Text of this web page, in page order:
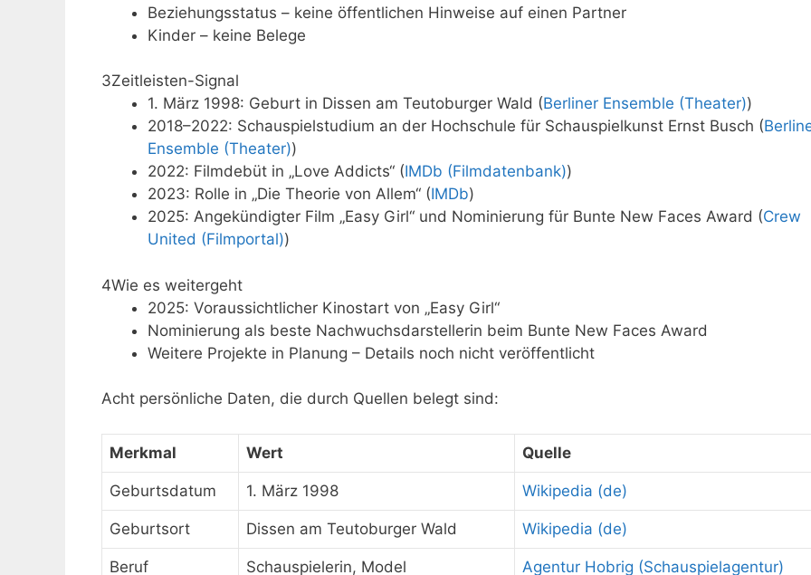
Beziehungsstatus – keine öffentlichen Hinweise auf einen Partner
Kinder – keine Belege
3Zeitleisten-Signal
1. März 1998: Geburt in Dissen am Teutoburger Wald (Berliner Ensemble (Theater))
2018–2022: Schauspielstudium an der Hochschule für Schauspielkunst Ernst Busch (
Ensemble (Theater))
2022: Filmdebüt in „Love Addicts“ (IMDb (Filmdatenbank))
2023: Rolle in „Die Theorie von Allem“ (IMDb)
2025: Angekündigter Film „Easy Girl“ und Nominierung für Bunte New Faces Award (Crew
United (Filmportal))
4Wie es weitergeht
2025: Voraussichtlicher Kinostart von „Easy Girl“
Nominierung als beste Nachwuchsdarstellerin beim Bunte New Faces Award
Weitere Projekte in Planung – Details noch nicht veröffentlicht
Acht persönliche Daten, die durch Quellen belegt sind:
Merkmal Wert Quelle
Geburtsdatum 1. März 1998 Wikipedia (de)
Geburtsort Dissen am Teutoburger Wald Wikipedia (de)
Beruf Schauspielerin, Model Agentur Hobrig (Schauspielagentur)